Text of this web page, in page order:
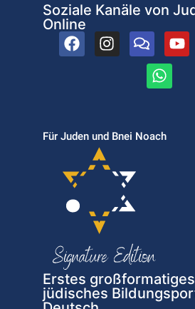
Soziale Kanäle von
Online
Für Juden und Bnei Noach
Erstes
jüdisches